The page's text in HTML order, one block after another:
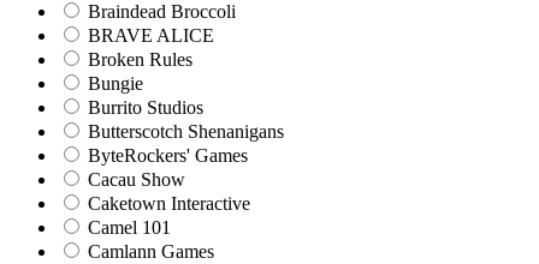
Braindead Broccoli
BRAVE ALICE
Broken Rules
Bungie
Burrito Studios
Butterscotch Shenanigans
ByteRockers' Games
Cacau Show
Caketown Interactive
Camel 101
Camlann Games